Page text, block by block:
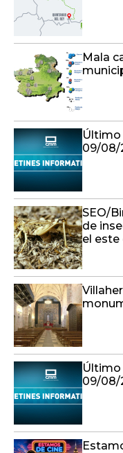
Mala
Último
09/08/
SEO/
de
el este
Último
09/08/